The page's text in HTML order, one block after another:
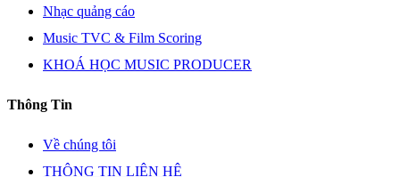
Nhạc quảng cáo
Music TVC & Film Scoring
KHOÁ HỌC MUSIC PRODUCER
Thông Tin
Về chúng tôi
THÔNG TIN LIÊN HỆ